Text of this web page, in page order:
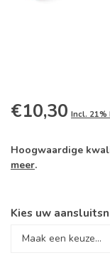
€10,30 Incl. 21%
Hoogwaardige
meer.
Kies uw